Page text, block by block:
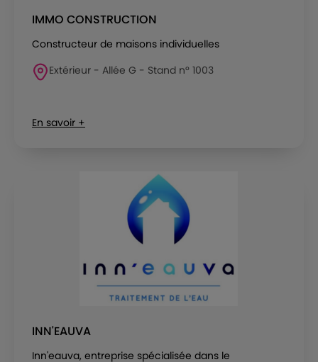
IMMO CONSTRUCTION
Constructeur de maisons individuelles
Extérieur - Allée G - Stand n° 1003
En savoir +
INN'EAUVA
Inn'eauva, entreprise spécialisée dans le